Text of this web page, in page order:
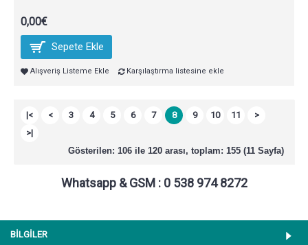
0,00€
Sepete Ekle
Alışveriş Listeme Ekle Karşılaştırma listesine ekle
|< < 3 4 5 6 7 8 9 10 11
>
>|
Gösterilen: 106 ile 120 arası, toplam: 155 (11 Sayfa)
Whatsapp & GSM : 0 538 974 8272
BİLGİLER